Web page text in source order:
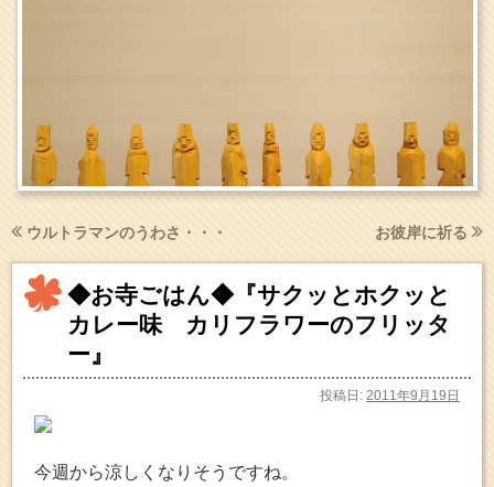
ウルトラマンのうわさ・・・ お彼岸に祈る
◆お寺ごはん◆『サクッとホクッと
カレー味 カリフラワーのフリッタ
ー』
投稿日: 2011年9月19日
今週から涼しくなりそうですね。